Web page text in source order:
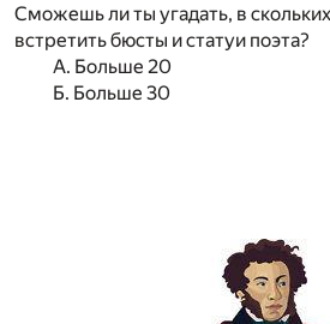
Сможешь ли ты угадать, в
встретить бюсты и статуи поэта?
А. Больше 20
Б. Больше 30